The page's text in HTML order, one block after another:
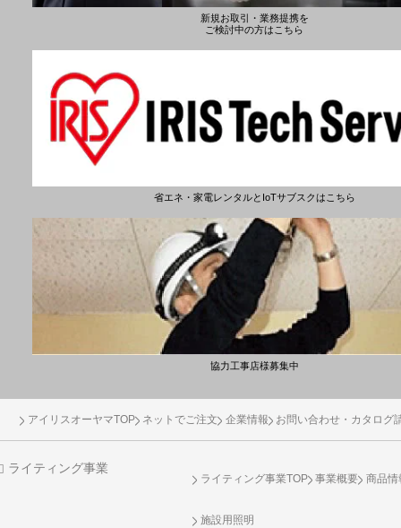
新規お取引・業務提携を
ご検討中の方はこちら
省エネ・家電レンタルとIoTサブスクはこちら
協力工事店様募集中
アイリスオーヤマTOP ネットでご注文 企業情報 お問い合わせ・カタログ
ライティング事業
ライティング事業TOP 事業概要 商品情
施設用照明